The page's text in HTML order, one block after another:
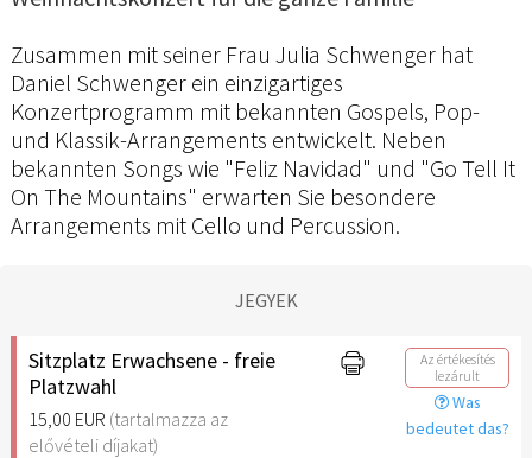
Zusammen mit seiner Frau Julia Schwenger hat
Daniel Schwenger ein einzigartiges
Konzertprogramm mit bekannten Gospels, Pop-
und Klassik-Arrangements entwickelt. Neben
bekannten Songs wie "Feliz Navidad" und "Go Tell It
On The Mountains" erwarten Sie besondere
Arrangements mit Cello und Percussion.
JEGYEK
Sitzplatz Erwachsene - freie
Platzwahl
15,00 EUR (tartalmazza az
elővételi díjakat)
Az értékesítés
lezárult
Was
bedeutet das?